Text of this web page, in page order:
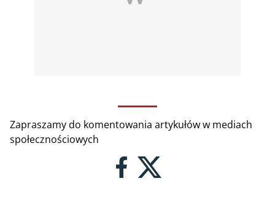
Zapraszamy do komentowania artykułów w mediach
społecznościowych